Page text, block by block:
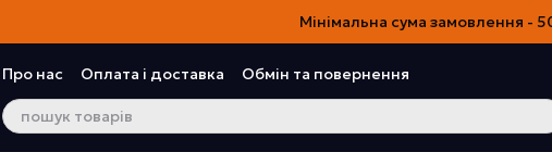
Мінімальна сума замовлення -
Про нас Оплата і доставка
Обмін та повернення
Контактна інформація
Угода користувача Відгуки про магазин